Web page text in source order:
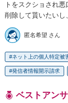
トをスクショされ悪
削除して貰いたいし
匿名希望 さん
ネット上の個人特定被
発信者情報開示請求
ベストアン